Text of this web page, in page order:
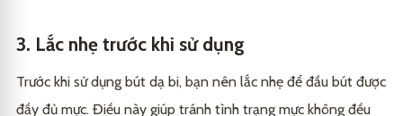
3. Lắc nhẹ trước khi sử dụng
Trước khi sử dụng bút dạ bi, bạn nên lắc nhẹ để đầu bút được
đầy đủ mực. Điều này giúp tránh tình trạng mực không đều